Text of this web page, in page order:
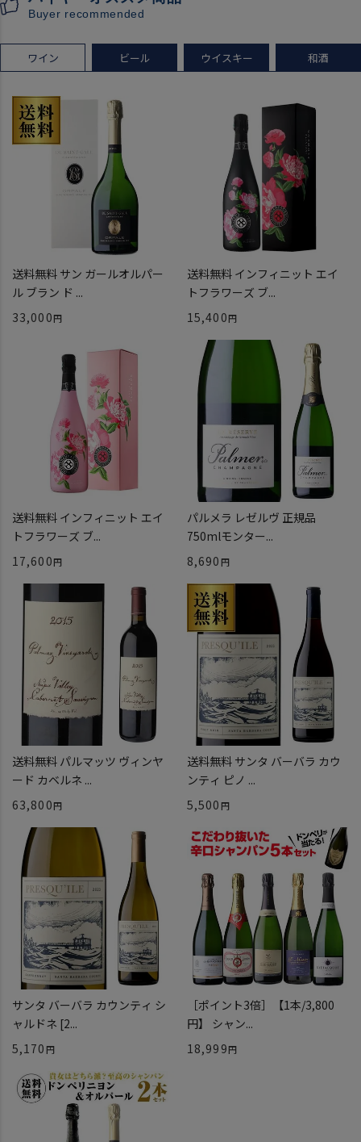
Buyer recommended
ワイン ビール ウイスキー 和酒
送料無料 サン ガールオルパー
ル ブラン ド ...
33,000
送料無料 インフィニット エイ
トフラワーズ ブ...
15,400
送料無料 インフィニット エイ
トフラワーズ ブ...
17,600
パルメラ レゼルヴ 正規品
750mlモンター...
8,690
送料無料 パルマッツ ヴィンヤ
ード カベルネ ...
63,800
送料無料 サンタ バーバラ カウ
ンティ ピノ ...
5,500
サンタ バーバラ カウンティ シ
ャルドネ [2...
5,170
［ポイント3倍］【1本/3,800
円】 シャン...
18,999